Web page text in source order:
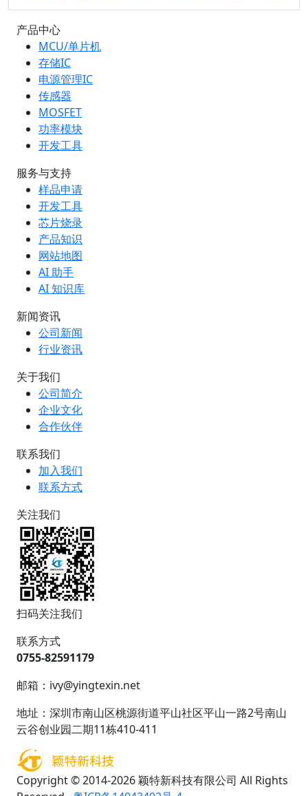
产品中心
MCU/单片机
存储IC
电源管理IC
传感器
MOSFET
功率模块
开发工具
服务与支持
样品申请
开发工具
芯片烧录
产品知识
网站地图
AI 助手
AI 知识库
新闻资讯
公司新闻
行业资讯
关于我们
公司简介
企业文化
合作伙伴
联系我们
加入我们
联系方式
关注我们
扫码关注我们
联系方式
0755-82591179
邮箱：ivy@yingtexin.net
地址：深圳市南山区桃源街道平山社区平山一路2号南山
云谷创业园二期11栋410-411
Copyright © 2014-2026 颖特新科技有限公司 All Rights